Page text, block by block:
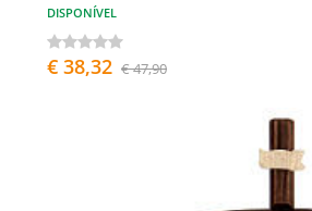
DISPONÍVEL
€ 38,32 € 47,90